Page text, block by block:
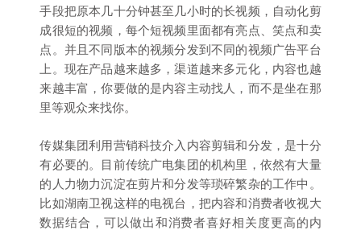
手段把原本几十分钟甚至几小时的长视频，自动化剪
成很短的视频，每个短视频里面都有亮点、笑点和卖
点。并且不同版本的视频分发到不同的视频广告平台
上。现在产品越来越多，渠道越来多元化，内容也越
来越丰富，你要做的是内容主动找人，而不是坐在那
里等观众来找你。
传媒集团利用营销科技介入内容剪辑和分发，是十分
有必要的。目前传统广电集团的机构里，依然有大量
的人力物力沉淀在剪片和分发等琐碎繁杂的工作中。
比如湖南卫视这样的电视台，把内容和消费者收视大
数据结合，可以做出和消费者喜好相关度更高的内